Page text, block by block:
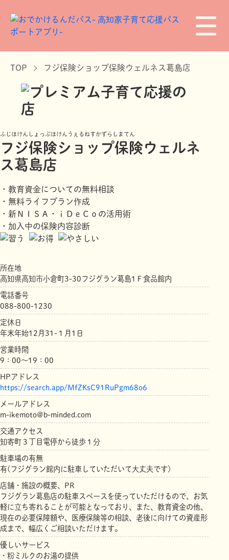
TOP フジ保険ショップ保険ウェルネス葛島店
ふじほけんしょっぷほけんうぇるねすかずらしまてん
フジ保険ショップ保険ウェルネ
ス葛島店
・教育資金についての無料相談
・無料ライフプラン作成
・新ＮＩＳＡ・ｉＤｅＣｏの活用術
・加入中の保険内容診断
所在地
高知県高知市小倉町3-30フジグラン葛島1Ｆ食品館内
電話番号
088-800-1230
定休日
年末年始12月31-１月1日
営業時間
9：00～19：00
HPアドレス
https://search.app/MfZKsC91RuPgm68o6
メールアドレス
m-ikemoto@b-minded.com
交通アクセス
知寄町３丁目電停から徒歩１分
駐車場の有無
有(フジグラン館内に駐車していただいて大丈夫です)
店舗・施設の概要、PR
フジグラン葛島店の駐車スペースを使っていただけるので、お気
軽に立ち寄れることが可能となっており、また、教育資金の他、
現在の必要保障額や、医療保険等の相談、老後に向けての資産形
成まで、幅広くご相談いただけます。
優しいサービス
・粉ミルクのお湯の提供